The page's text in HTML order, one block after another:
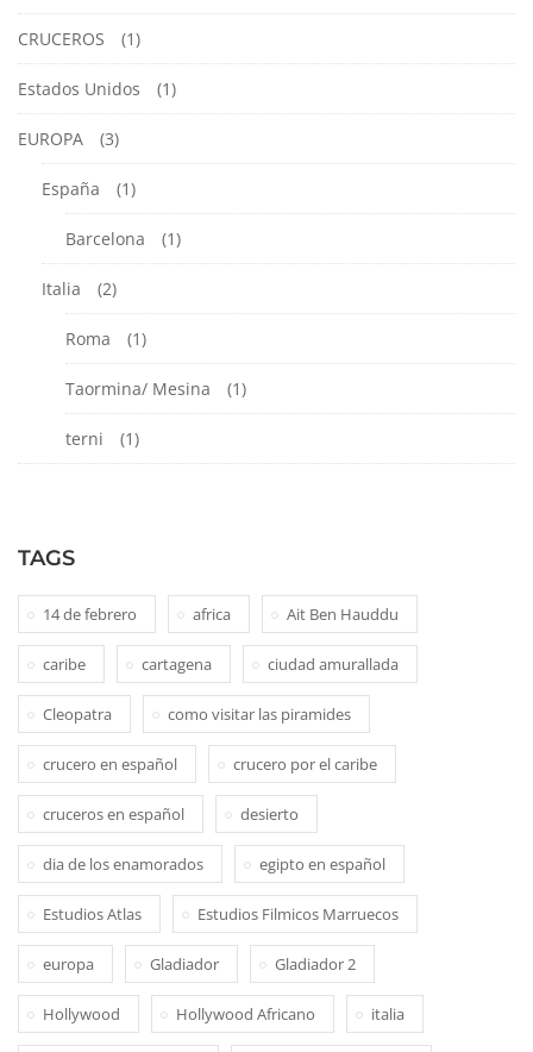
CRUCEROS (1)
Estados Unidos (1)
EUROPA (3)
España (1)
Barcelona (1)
Italia (2)
Roma (1)
Taormina/ Mesina (1)
terni (1)
TAGS
14 de febrero africa Ait Ben Hauddu
caribe cartagena ciudad amurallada
Cleopatra como visitar las piramides
crucero en español crucero por el caribe
cruceros en español desierto
dia de los enamorados egipto en español
Estudios Atlas Estudios Filmicos Marruecos
europa Gladiador Gladiador 2
Hollywood Hollywood Africano italia